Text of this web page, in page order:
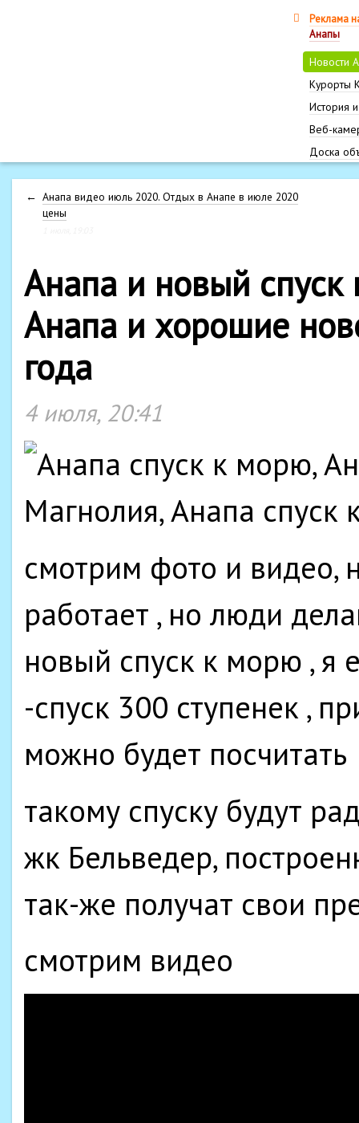
Реклама
Анапы
Новости
Курорты
История
Веб-
Доска
← Анапа видео июль 2020. Отдых в Анапе в июле 2020
цены
Анапа и новый спуск
Анапа и хорошие
года
4 июля, 20:41
смотрим фото и видео,
работает , но люди
новый спуск к морю , я
-спуск 300 ступенек ,
можно будет посчитать
такому спуску будут
жк Бельведер,
так-же получат свои
смотрим видео